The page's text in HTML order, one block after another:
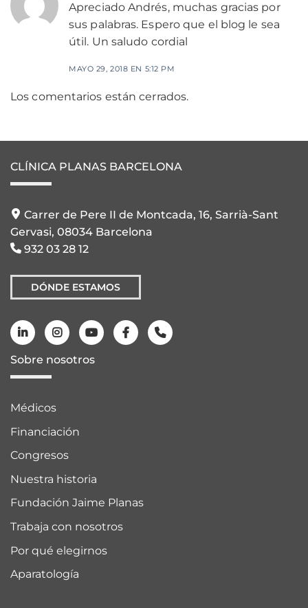
Apreciado Andrés, muchas gracias por
sus palabras. Espero que el blog le sea
útil. Un saludo cordial
MAYO 29, 2018 EN 5:12 PM
Los comentarios están cerrados.
CLÍNICA PLANAS BARCELONA
Carrer de Pere II de Montcada, 16, Sarrià-Sant
Gervasi, 08034 Barcelona
932 03 28 12
DÓNDE ESTAMOS
Sobre nosotros
Médicos
Financiación
Congresos
Nuestra historia
Fundación Jaime Planas
Trabaja con nosotros
Por qué elegirnos
Aparatología